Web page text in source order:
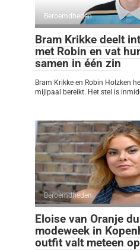
Beroemdheden
Bram Krikke deelt
met Robin en vat
samen in één zin
Bram Krikke en Robin Holzken
mijlpaal bereikt. Het stel is
Beroemdheden
Eloise van Oranje
modeweek in
outfit valt meteen op